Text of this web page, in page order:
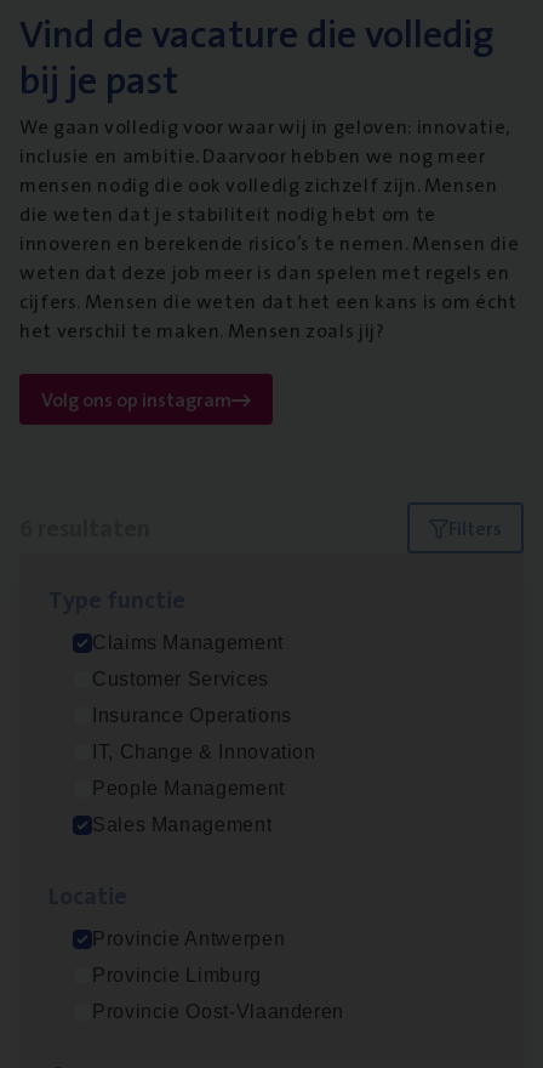
Vind de vacature die volledig
bij je past
We gaan volledig voor waar wij in geloven: innovatie,
inclusie en ambitie. Daarvoor hebben we nog meer
mensen nodig die ook volledig zichzelf zijn. Mensen
die weten dat je stabiliteit nodig hebt om te
innoveren en berekende risico’s te nemen. Mensen die
weten dat deze job meer is dan spelen met regels en
cijfers. Mensen die weten dat het een kans is om écht
het verschil te maken. Mensen zoals jij?
Volg ons op instagram
Filters
Claims Management
Customer Services
Insurance Operations
IT, Change & Innovation
People Management
Sales Management
Provincie Antwerpen
Provincie Limburg
Provincie Oost-Vlaanderen
Claims­hand­ler Fleet&
Claims Management
Antwerpen
Insu­ran­ce Bro­kerKMO
Cor­po­ra­te Insu­ran­ce Bro­ker Property